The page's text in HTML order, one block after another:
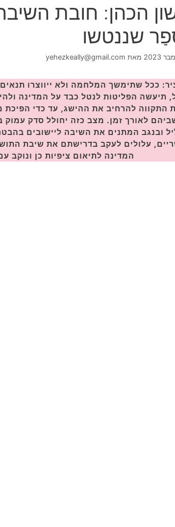
הכהן: חובת
שננטשו
מאת yehezkeally@gmail.com
ככל שתימשך המלחמה ולא ייווצרו
תיעשה הפליטות לנטל כבד על המדינה
התקווה להרחיב את ההישג, עד כדי הפיכת
לאורך זמן. מצב כזה יחולל סדק עמוק
ובנגב המתנים את השיבה ליישובים
עלולים לעקב בדרישתם את שיבת
המדינה לתיאום ציפיות כן